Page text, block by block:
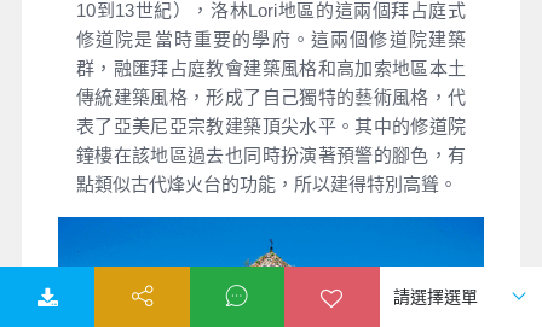
10到13世紀），洛林Lori地區的這兩個拜占庭式
修道院是當時重要的學府。這兩個修道院建築
群，融匯拜占庭教會建築風格和高加索地區本土
傳統建築風格，形成了自己獨特的藝術風格，代
表了亞美尼亞宗教建築頂尖水平。其中的修道院
鐘樓在該地區過去也同時扮演著預警的腳色，有
點類似古代烽火台的功能，所以建得特別高聳。